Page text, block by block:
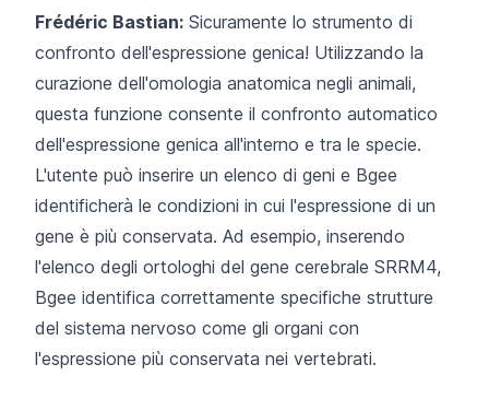
Frédéric Bastian: Sicuramente lo strumento di
confronto dell'espressione genica! Utilizzando la
curazione dell'omologia anatomica negli animali,
questa funzione consente il confronto automatico
dell'espressione genica all'interno e tra le specie.
L'utente può inserire un elenco di geni e Bgee
identificherà le condizioni in cui l'espressione di un
gene è più conservata. Ad esempio, inserendo
l'elenco degli ortologhi del gene cerebrale SRRM4,
Bgee identifica correttamente specifiche strutture
del sistema nervoso come gli organi con
l'espressione più conservata nei vertebrati.